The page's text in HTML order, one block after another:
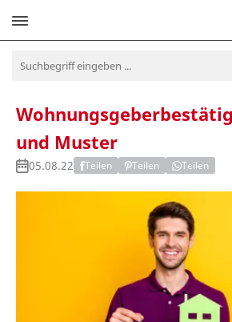
Navigation
und Muster
05.08.22 Teilen Teilen Teilen